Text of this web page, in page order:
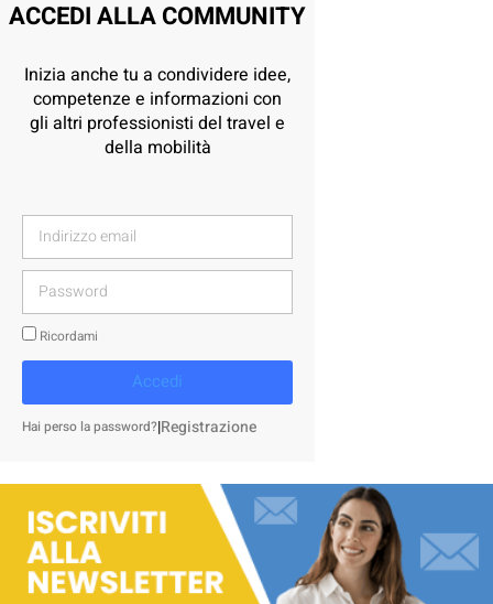
ACCEDI ALLA COMMUNITY
Inizia anche tu a condividere idee,
competenze e informazioni con
gli altri professionisti del travel e
della mobilità
Ricordami
Accedi
Hai perso la password?|Registrazione